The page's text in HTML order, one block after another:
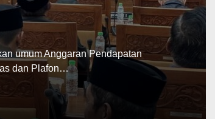
umum Anggaran Pendapatan
dan Plafon…